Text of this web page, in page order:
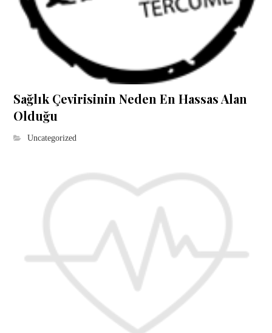
Sağlık Çevirisinin Neden En Hassas Alan
Olduğu
Uncategorized